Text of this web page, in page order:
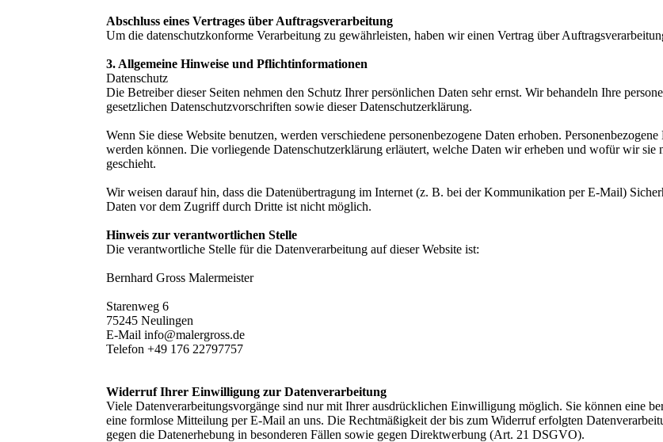
Abschluss eines Vertrages über Auftragsverarbeitung
Um die datenschutzkonforme Verarbeitung zu gewährleisten, haben wir einen Vertrag über
3. Allgemeine Hinweise und Pflichtinformationen
Datenschutz
Die Betreiber dieser Seiten nehmen den Schutz Ihrer persönlichen Daten sehr ernst. Wir behandeln Ihre
gesetzlichen Datenschutzvorschriften sowie dieser Datenschutzerklärung.
Wenn Sie diese Website benutzen, werden verschiedene personenbezogene Daten erhoben.
werden können. Die vorliegende Datenschutzerklärung erläutert, welche Daten wir erheben und wofür wir
geschieht.
Wir weisen darauf hin, dass die Datenübertragung im Internet (z. B. bei der Kommunikation per E-Mail)
Daten vor dem Zugriff durch Dritte ist nicht möglich.
Hinweis zur verantwortlichen Stelle
Die verantwortliche Stelle für die Datenverarbeitung auf dieser Website ist:
Bernhard Gross Malermeister
Starenweg 6
75245 Neulingen
E-Mail info@malergross.de
Telefon +49 176 22797757
Widerruf Ihrer Einwilligung zur Datenverarbeitung
Viele Datenverarbeitungsvorgänge sind nur mit Ihrer ausdrücklichen Einwilligung möglich. Sie können eine
eine formlose Mitteilung per E-Mail an uns. Die Rechtmäßigkeit der bis zum Widerruf erfolgten
gegen die Datenerhebung in besonderen Fällen sowie gegen Direktwerbung (Art. 21 DSGVO).